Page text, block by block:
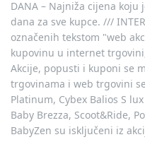
DANA – Najniža cijena
dana za sve kupce. ///
označenih tekstom "web
kupovinu u internet
Akcije, popusti i kuponi se
trgovinama i web trgovini
Platinum, Cybex Balios S
Baby Brezza, Scoot&Ride,
BabyZen su isključeni iz